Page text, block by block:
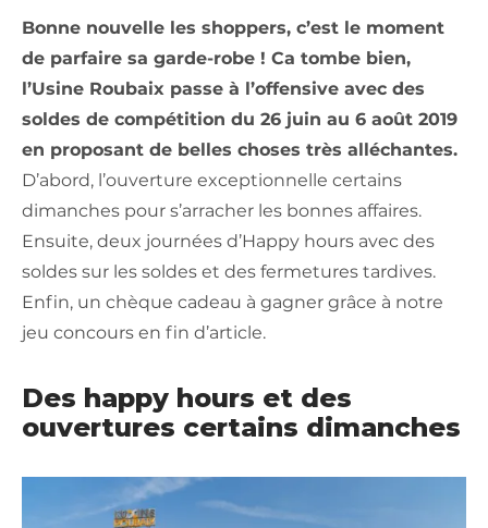
Bonne nouvelle les shoppers, c’est le moment
de parfaire sa garde-robe ! Ca tombe bien,
l’Usine Roubaix passe à l’offensive avec des
soldes de compétition du 26 juin au 6 août 2019
en proposant de belles choses très alléchantes.
D’abord, l’ouverture exceptionnelle certains
dimanches pour s’arracher les bonnes affaires.
Ensuite, deux journées d’Happy hours avec des
soldes sur les soldes et des fermetures tardives.
Enfin, un chèque cadeau à gagner grâce à notre
jeu concours en fin d’article.
Des happy hours et des
ouvertures certains dimanches